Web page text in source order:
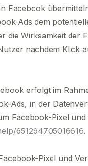
Facebook
Ads dem
die Wirksamkeit der
nachdem Klick
erfolgt im
Ads, in der
Facebook-Pixel
651294705016616.
Pixel und